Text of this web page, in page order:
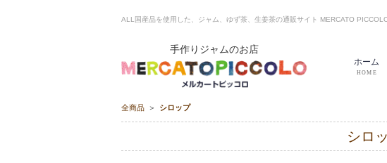
ALL国産品を使用した、ジャム、ゆず茶、生姜茶の通販サイト MERCATO
手作りジャムのお店
ホーム
全商品 シロップ
シロ